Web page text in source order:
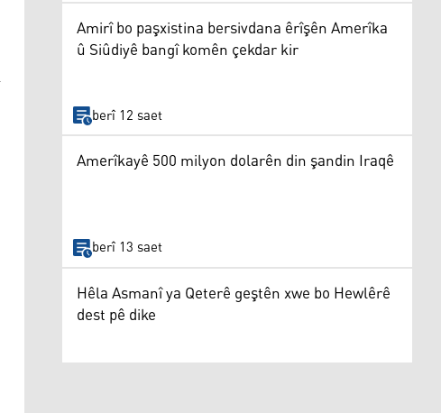
Amirî bo paşxistina bersivdana êrîşên Amerîka
û Siûdiyê bangî komên çekdar kir
berî 12 saet
Amerîkayê 500 milyon dolarên din şandin Iraqê
berî 13 saet
Hêla Asmanî ya Qeterê geştên xwe bo Hewlêrê
dest pê dike